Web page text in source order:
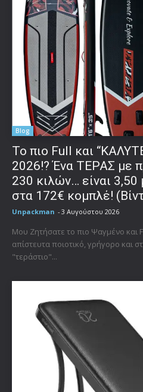
Blog
To πιο Full και
2026!? Ένα ΤΕΡΑΣ με
230 κιλών… είναι 3,50
στα 172€ κομπλέ!
Unpackman - 3 Αυγούστου 2026
Μου Ζητήσατε το πιο Ψαγμένο και
απίστευτα ποιοτικό, γρήγορο και
"τεράστιο"...